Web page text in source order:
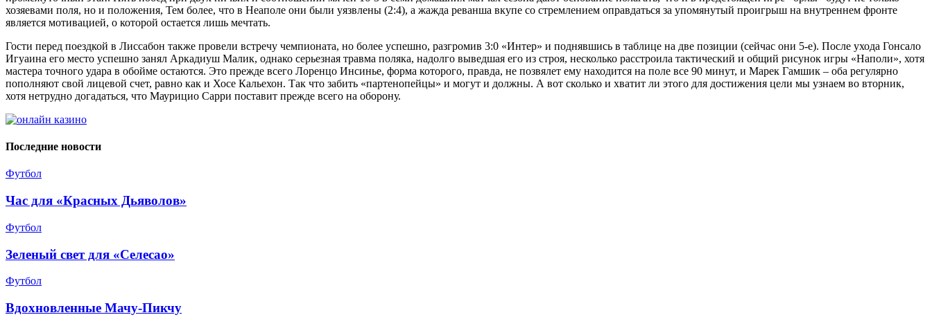
хозяевами поля, но и положения, Тем более, что в Неаполе они были уязвлены (2:4), а жажда реванша вкупе со стремлением оправдаться за упомянутый проигрыш на внутреннем фронте
является мотивацией, о которой остается лишь мечтать.
Гости перед поездкой в Лиссабон также провели встречу чемпионата, но более успешно, разгромив 3:0 «Интер» и поднявшись в таблице на две позиции (сейчас они 5-е). После ухода Гонсало
Игуаина его место успешно занял Аркадиуш Малик, однако серьезная травма поляка, надолго выведшая его из строя, несколько расстроила тактический и общий рисунок игры «Наполи», хотя
мастера точного удара в обойме остаются. Это прежде всего Лоренцо Инсинье, форма которого, правда, не позвялет ему находится на поле все 90 минут, и Марек Гамшик – оба регулярно
пополняют свой лицевой счет, равно как и Хосе Кальехон. Так что забить «партенопейцы» и могут и должны. А вот сколько и хватит ли этого для достижения цели мы узнаем во вторник,
хотя нетрудно догадаться, что Маурицио Сарри поставит прежде всего на оборону.
Последние новости
Футбол
Час для «Красных Дьяволов»
Футбол
Зеленый свет для «Селесао»
Футбол
Вдохновленные Мачу-Пикчу